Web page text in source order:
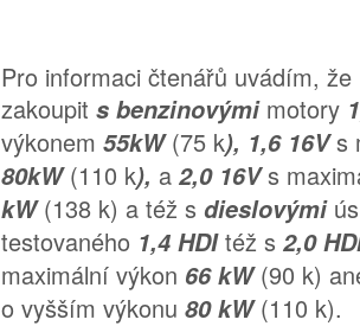
Pro informaci čtenářů uvádím, že
zakoupit s benzinovými motory
výkonem 55kW(75 k), 1,6 16Vs
80kW(110 k), a 2,0 16Vs
kW(138 k) a též s dieslovými
testovaného 1,4 HDItéž s 2,0
maximální výkon 66 kW(90 k)
o vyšším výkonu 80 kW(110 k).